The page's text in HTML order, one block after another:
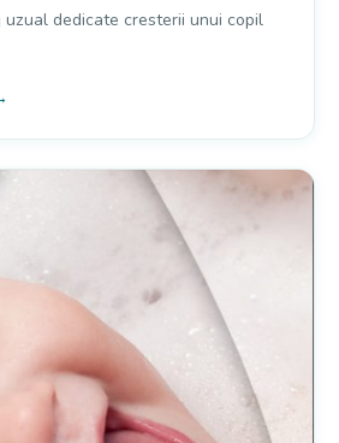
dedicate cresterii unui copil